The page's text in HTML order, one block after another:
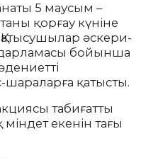
5 маусым –
қорғау күніне
әскери-
бойынша
шараларға қатысты.
табиғатты
екенін тағы